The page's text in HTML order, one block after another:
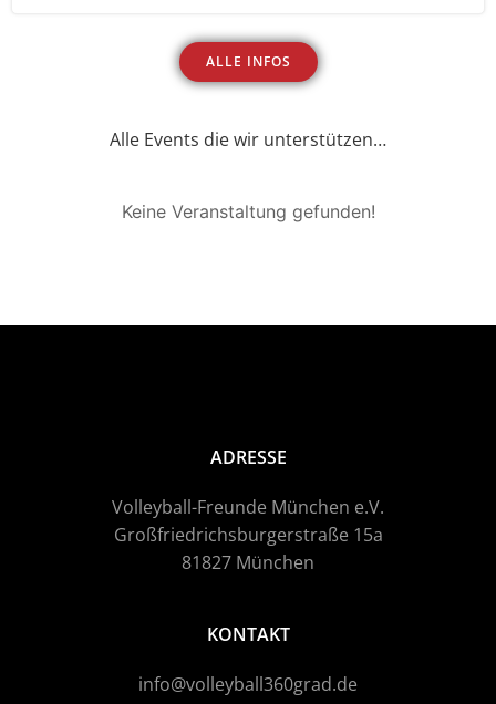
ALLE INFOS
Alle Events die wir unterstützen…
Keine Veranstaltung gefunden!
ADRESSE
Volleyball-Freunde München e.V.
Großfriedrichsburgerstraße 15a
81827 München
KONTAKT
info@volleyball360grad.de